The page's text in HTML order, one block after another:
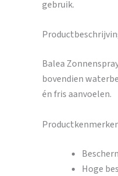
gebruik.
Balea
bovendien
én fris aanvoelen.
Hoge